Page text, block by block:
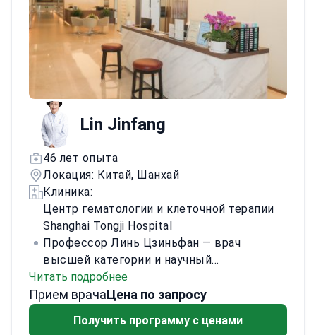
эндометриоза. Имеет опыт ведения
акушерских неотложных состояний и
сложной гинекологической патологии.
Продвигает гинекологию через
клиническую работу, преподавание и
инновации.
Lin Jinfang
46 лет опыта
Локация: Китай, Шанхай
Клиника:
Центр гематологии и клеточной терапии
Shanghai Tongji Hospital
Профессор Линь Цзиньфан — врач
высшей категории и научный
руководитель аспирантов (PhD). Ранее
возглавляла отделение гинекологической
гинекологии Фуданьского университета
Читать подробнее
Прием врачаЦена по запросу
Получить программу с ценами